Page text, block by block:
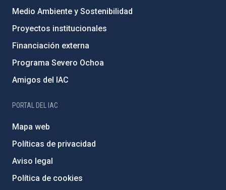
Medio Ambiente y Sostenibilidad
Proyectos institucionales
Financiación externa
Programa Severo Ochoa
Amigos del IAC
PORTAL DEL IAC
Mapa web
Políticas de privacidad
Aviso legal
Política de cookies